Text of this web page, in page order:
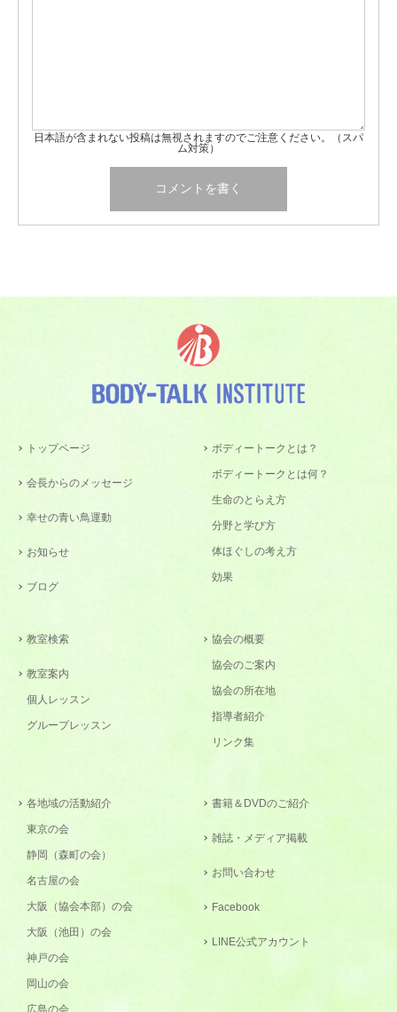
日本語が含まれない投稿は無視されますのでご注意ください。（スパ
ム対策）
トップページ
会長からのメッセージ
幸せの青い鳥運動
お知らせ
ブログ
ボディートークとは？
ボディートークとは何？
生命のとらえ方
分野と学び方
体ほぐしの考え方
効果
教室検索
教室案内
個人レッスン
グループレッスン
協会の概要
協会のご案内
協会の所在地
指導者紹介
リンク集
各地域の活動紹介
東京の会
静岡（森町の会）
名古屋の会
大阪（協会本部）の会
大阪（池田）の会
神戸の会
岡山の会
書籍＆DVDのご紹介
雑誌・メディア掲載
お問い合わせ
Facebook
LINE公式アカウント